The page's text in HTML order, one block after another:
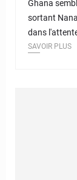
Ghana
sortant
dans
SAVOIR PLUS